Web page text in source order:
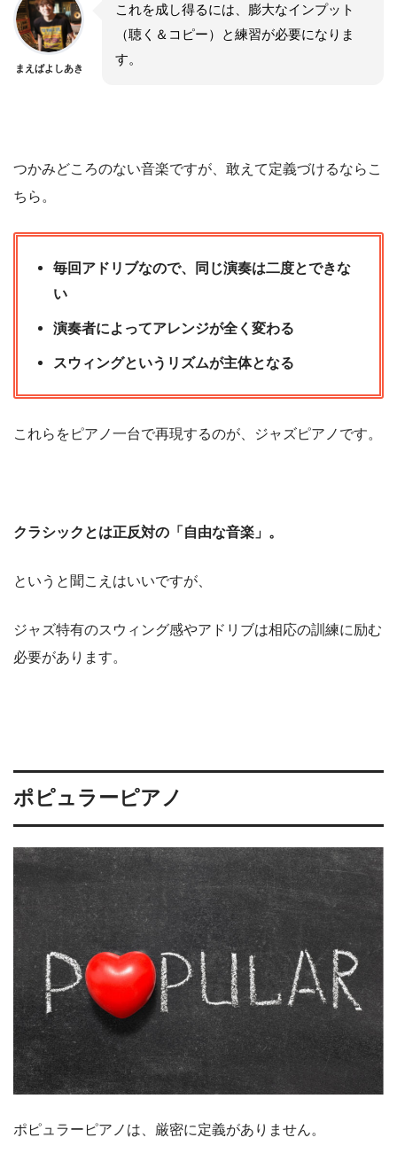
まえばよしあき
これを成し得るには、膨大なインプット
（聴く＆コピー）と練習が必要になりま
す。
つかみどころのない音楽ですが、敢えて定義づけるならこ
ちら。
毎回アドリブなので、同じ演奏は二度とできな
い
演奏者によってアレンジが全く変わる
スウィングというリズムが主体となる
これらをピアノ一台で再現するのが、ジャズピアノです。
クラシックとは正反対の「自由な音楽」。
というと聞こえはいいですが、
ジャズ特有のスウィング感やアドリブは相応の訓練に励む
必要があります。
ポピュラーピアノ
ポピュラーピアノは、厳密に定義がありません。